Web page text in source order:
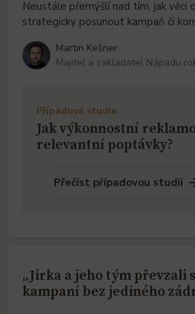
Neustále přemýšlí nad tím, jak věci
strategicky posunout kampaň či
Martin Kešner
Majitel a zakladatel Nápadu
Případová studie
Jak výkonnostní
relevantní poptávky?
Přečíst případovou studii
„Jirka a jeho tým převzali
kampaní bez jediného